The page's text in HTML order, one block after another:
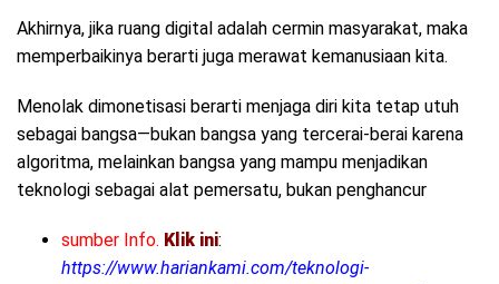
Akhirnya, jika ruang digital adalah cermin masyarakat, maka
memperbaikinya berarti juga merawat kemanusiaan kita.
Menolak dimonetisasi berarti menjaga diri kita tetap utuh
sebagai bangsa—bukan bangsa yang tercerai-berai karena
algoritma, melainkan bangsa yang mampu menjadikan
teknologi sebagai alat pemersatu, bukan penghancur
sumber Info. Klik ini:
https://www.hariankami.com/teknologi-